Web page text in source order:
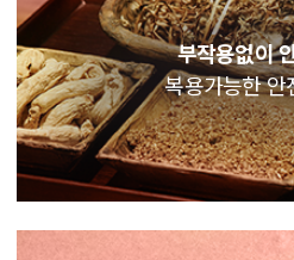
부작용없이
복용가능한 안